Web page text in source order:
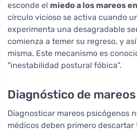
esconde el miedo a los mareos
círculo vicioso se activa cuando
experimenta una desagradable
comienza a temer su regreso, y
misma. Este mecanismo es
"inestabilidad postural fóbica".
Diagnóstico de
Diagnosticar mareos psicógenos
médicos deben primero descartar